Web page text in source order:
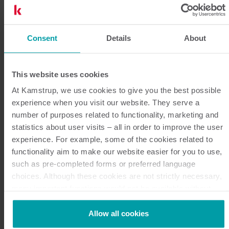
Consent Details About
This website uses cookies
At Kamstrup, we use cookies to give you the best possible
experience when you visit our website. They serve a
number of purposes related to functionality, marketing and
statistics about user visits – all in order to improve the user
experience. For example, some of the cookies related to
functionality aim to make our website easier for you to use,
such as pre-completed forms or preferred language
choices. Although these cookies are not strictly necessary,
them.
Kamstrup makes use of third-party cookies. A third-party
cookie is installed by someone other than us, such as other
Allow all cookies
Realice un seguimiento de sus
datos
La gestión de sus contadores y los datos de lectura
tiene lugar en READy Manager. Usted obtiene acceso
sencillo a sus datos y a una amplia gama de
herramientas que le ofrecen una visión general de sus
datos de medición y le ayudan a utilizarlos. Los datos
de consumo se pueden exportar a su sistema de
facturación y se pueden enviar por correo
READy Manager cuenta con una interfaz de usuario